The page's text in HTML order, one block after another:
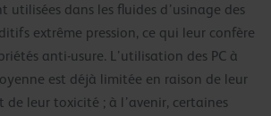
utilisées dans les fluides d’usinage des
extrême pression, ce qui leur confère
anti-usure. L’utilisation des PC à
est déjà limitée en raison de leur
leur toxicité ; à l’avenir, certaines